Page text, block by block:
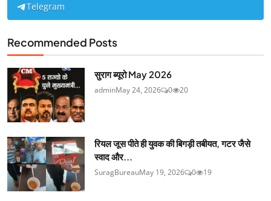
Telegram
Recommended Posts
सुराग ब्यूरो May 2026
adminMay 24, 2026 0 20
रियल जूस पीते ही युवक की बिगड़ी तबीयत, गटर जैसे
स्वाद और...
SuragBureauMay 19, 2026 0 19